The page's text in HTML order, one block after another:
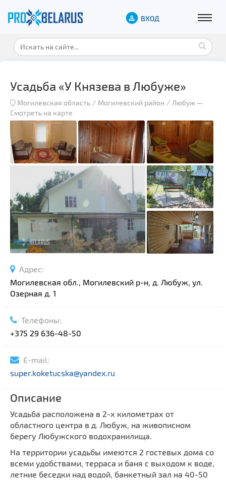
ВХОД
Усадьба «У Князева в Любуже»
Могилевская область Могилевский район Любуж —
Смотреть на карте
Адрес:
Могилевская обл., Могилевский р-н, д. Любуж, ул.
Озерная д. 1
Телефоны:
+375 29 636-48-50
E-mail:
super.koketucska@yandex.ru
Описание
Усадьба расположена в 2-х километрах от
областного центра в д. Любуж, на живописном
берегу Любужского водохранилища.
На территории усадьбы имеются 2 гостевых дома со
всеми удобствами, терраса и баня с выходом к воде,
летние беседки над водой, банкетный зал на 40-50